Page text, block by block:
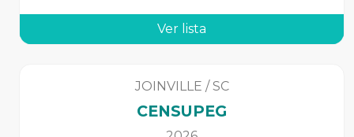
Ver lista
JOINVILLE /SC
CENSUPEG